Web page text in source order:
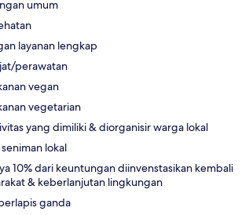
umum
layanan lengkap
perawatan
vegan
vegetarian
yang dimiliki & diorganisir warga lokal
lokal
10% dari keuntungan diinvenstasikan kembali
& keberlanjutan lingkungan
ganda